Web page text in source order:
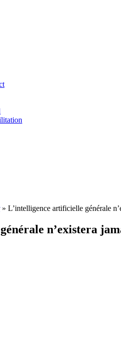
» L’intelligence artificielle générale
n’existera